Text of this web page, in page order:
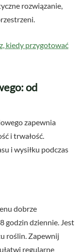
rozwiązanie,
kiedy przygotować
od
zapewnia
i trwałość.
i wysiłku podczas
dobrze
godzin dziennie. Jest
roślin. Zapewnij
regularne